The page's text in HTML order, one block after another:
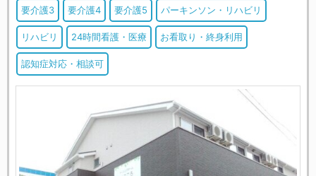
要介護3 要介護4 要介護5 パーキンソン・リハビリ
リハビリ 24時間看護・医療 お看取り・終身利用
認知症対応・相談可